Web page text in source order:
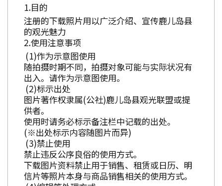
目的
注册的下载照片用以广泛介绍、宣传鹿儿岛县
的观光魅力
使用注意事项
作为示意图使用
随拍摄时期不同，拍摄对象可能与实际状况有
出入。请作为示意图使用。
标示出处
图片著作权隶属(公社)鹿儿岛县观光联盟或提
供者。
使用时请务必标示备注栏中记载的出处。
(※出处标示内容随图片而异)
禁止使用
禁止违反公序良俗的使用方式。
下载图片资料禁止用于销售、租赁或日历、明
信片等照片本身与商品销售相关的使用方式。